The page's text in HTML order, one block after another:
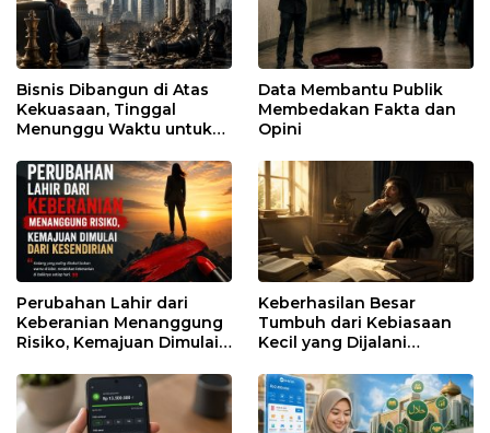
Bisnis Dibangun di Atas
Kekuasaan, Tinggal
Menunggu Waktu untuk
Data Membantu Publik
Membedakan Fakta dan
Opini
Perubahan Lahir dari
Keberanian Menanggung
Risiko, Kemajuan Dimulai
Keberhasilan Besar
Tumbuh dari Kebiasaan
Kecil yang Dijalani